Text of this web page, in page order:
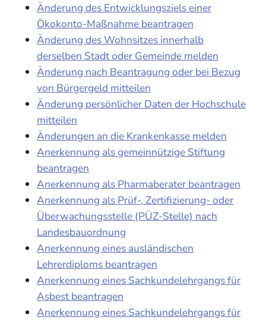
Änderung des Entwicklungsziels einer
Ökokonto-Maßnahme beantragen
Änderung des Wohnsitzes innerhalb
derselben Stadt oder Gemeinde melden
Änderung nach Beantragung oder bei Bezug
von Bürgergeld mitteilen
Änderung persönlicher Daten der Hochschule
mitteilen
Änderungen an die Krankenkasse melden
Anerkennung als gemeinnützige Stiftung
beantragen
Anerkennung als Pharmaberater beantragen
Anerkennung als Prüf-, Zertifizierung- oder
Überwachungsstelle (PÜZ-Stelle) nach
Landesbauordnung
Anerkennung eines ausländischen
Lehrerdiploms beantragen
Anerkennung eines Sachkundelehrgangs für
Asbest beantragen
Anerkennung eines Sachkundelehrgangs für